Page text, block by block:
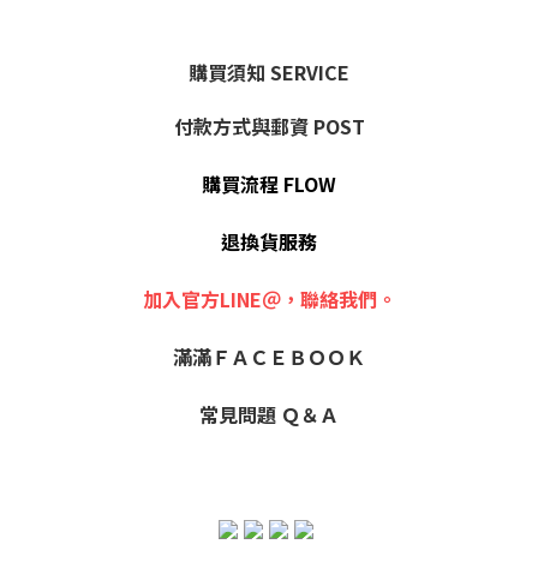
購買須知 SERVICE
付款方式與郵資 POST
購買流程 FLOW
退換貨服務
加入官方LINE＠，聯絡我們。
滿滿ＦＡＣＥＢＯＯＫ
常見問題 Ｑ＆Ａ